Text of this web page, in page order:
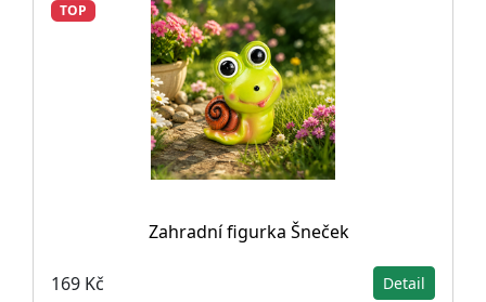
TOP
Zahradní figurka Šneček
169 Kč Detail